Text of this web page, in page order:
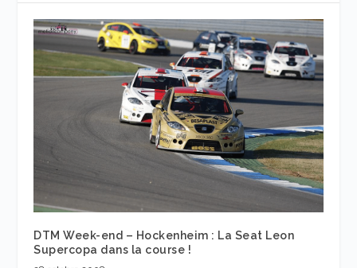
DTM Week-end – Hockenheim : La Seat Leon
Supercopa dans la course !